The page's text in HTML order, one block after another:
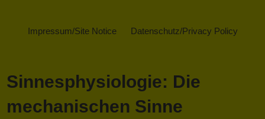
Impressum/Site Notice Datenschutz/Privacy Policy
Sinnesphysiologie: Die
mechanischen Sinne